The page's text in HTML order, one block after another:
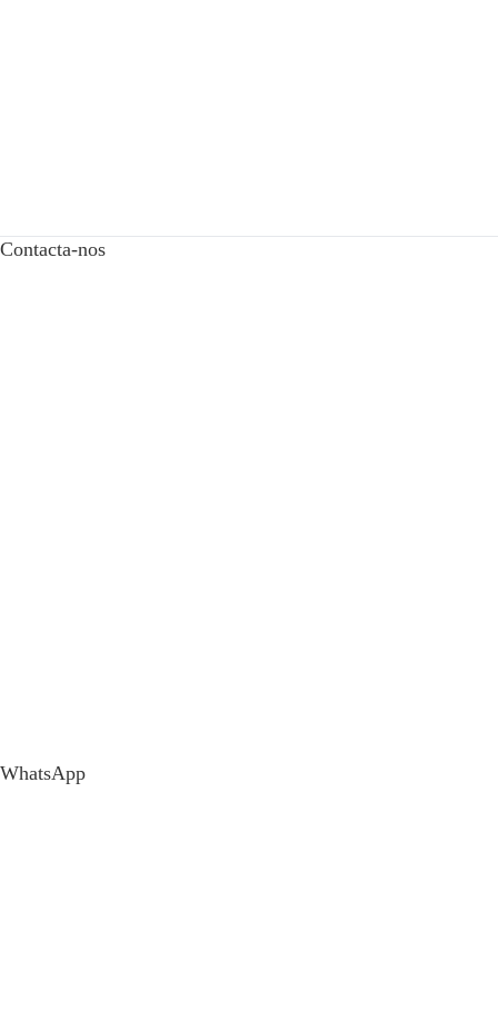
Contacta-nos
WhatsApp